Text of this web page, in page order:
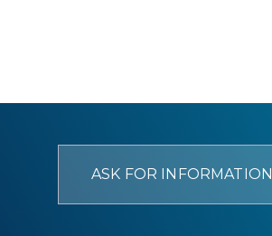
ASK FOR INFORMATION